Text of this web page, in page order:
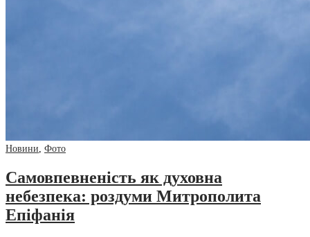
Новини Фото
Самовпевненість як духовна
небезпека: роздуми Митрополита
Епіфанія